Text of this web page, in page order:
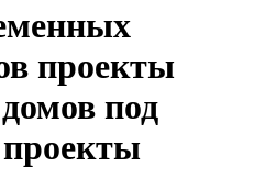
проекты
под